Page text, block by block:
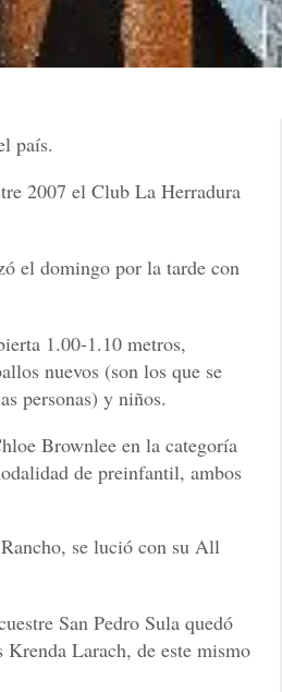
país.
2007 el Club La Herradura
el domingo por la tarde con
1.00-1.10 metros,
nuevos (son los que se
personas) y niños.
Brownlee en la categoría
de preinfantil, ambos
se lució con su All
San Pedro Sula quedó
Larach, de este mismo